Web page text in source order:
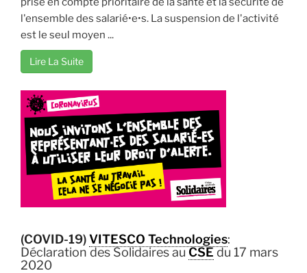
l'ensemble des salarié•e•s. La suspension de l'activité
est le seul moyen ...
Lire La Suite
(COVID-19)VITESCO Technologies:
Déclaration des Solidaires auCSEdu 17 mars
2020